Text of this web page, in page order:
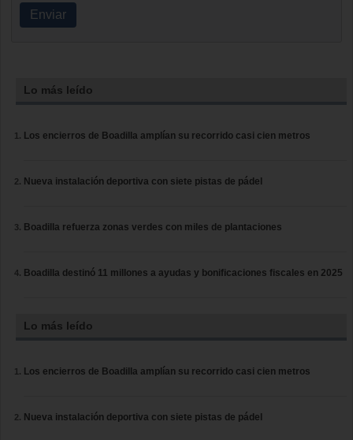
Enviar
Lo más leído
Los encierros de Boadilla amplían su recorrido casi cien metros
Nueva instalación deportiva con siete pistas de pádel
Boadilla refuerza zonas verdes con miles de plantaciones
Boadilla destinó 11 millones a ayudas y bonificaciones fiscales en 2025
Lo más leído
Los encierros de Boadilla amplían su recorrido casi cien metros
Nueva instalación deportiva con siete pistas de pádel